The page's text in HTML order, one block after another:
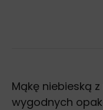
Mąkę niebieską
wygodnych